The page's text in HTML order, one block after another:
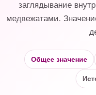
заглядывание
медвежатами.
Общее значение